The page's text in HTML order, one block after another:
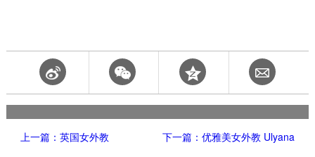
上一篇：英国女外教 下一篇：优雅美女外教 Ulyana